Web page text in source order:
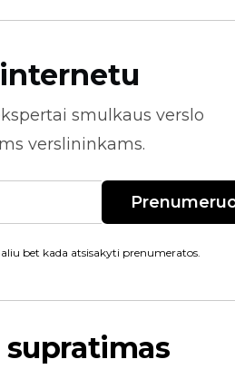
smulkaus verslo
verslininkams.
bet kada atsisakyti prenumeratos.